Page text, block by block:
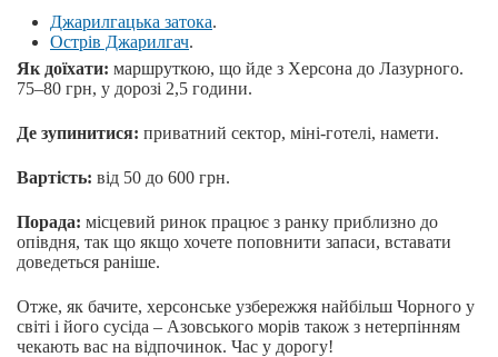
Джарилгацька затока.
Острів Джарилгач.
Як доїхати: маршруткою, що йде з Херсона до Лазурного.
75–80 грн, у дорозі 2,5 години.
Де зупинитися: приватний сектор, міні-готелі, намети.
Вартість: від 50 до 600 грн.
Порада: місцевий ринок працює з ранку приблизно до
опівдня, так що якщо хочете поповнити запаси, вставати
доведеться раніше.
Отже, як бачите, херсонське узбережжя найбільш Чорного у
світі і його сусіда – Азовського морів також з нетерпінням
чекають вас на відпочинок. Час у дорогу!